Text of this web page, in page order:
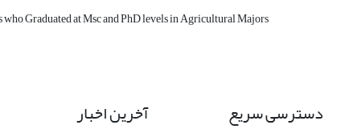
who Graduated at Msc and PhD levels in Agricultural Majors
دسترسی سریع آخرین اخبار